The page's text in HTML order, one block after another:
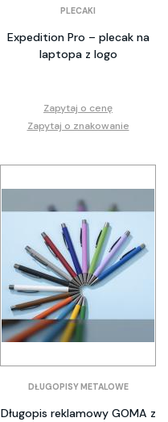
PLECAKI
Expedition Pro – plecak na
laptopa z logo
Zapytaj o cenę
Zapytaj o znakowanie
DŁUGOPISY METALOWE
Długopis reklamowy GOMA z